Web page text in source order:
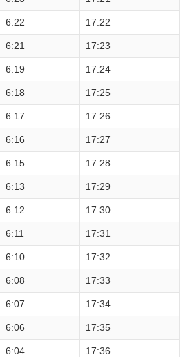
6:22 17:22
6:21 17:23
6:19 17:24
6:18 17:25
6:17 17:26
6:16 17:27
6:15 17:28
6:13 17:29
6:12 17:30
6:11 17:31
6:10 17:32
6:08 17:33
6:07 17:34
6:06 17:35
6:04 17:36